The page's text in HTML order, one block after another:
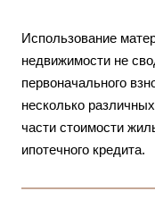
Использование
недвижимости не
первоначального
несколько
части стоимости
ипотечного кредита.